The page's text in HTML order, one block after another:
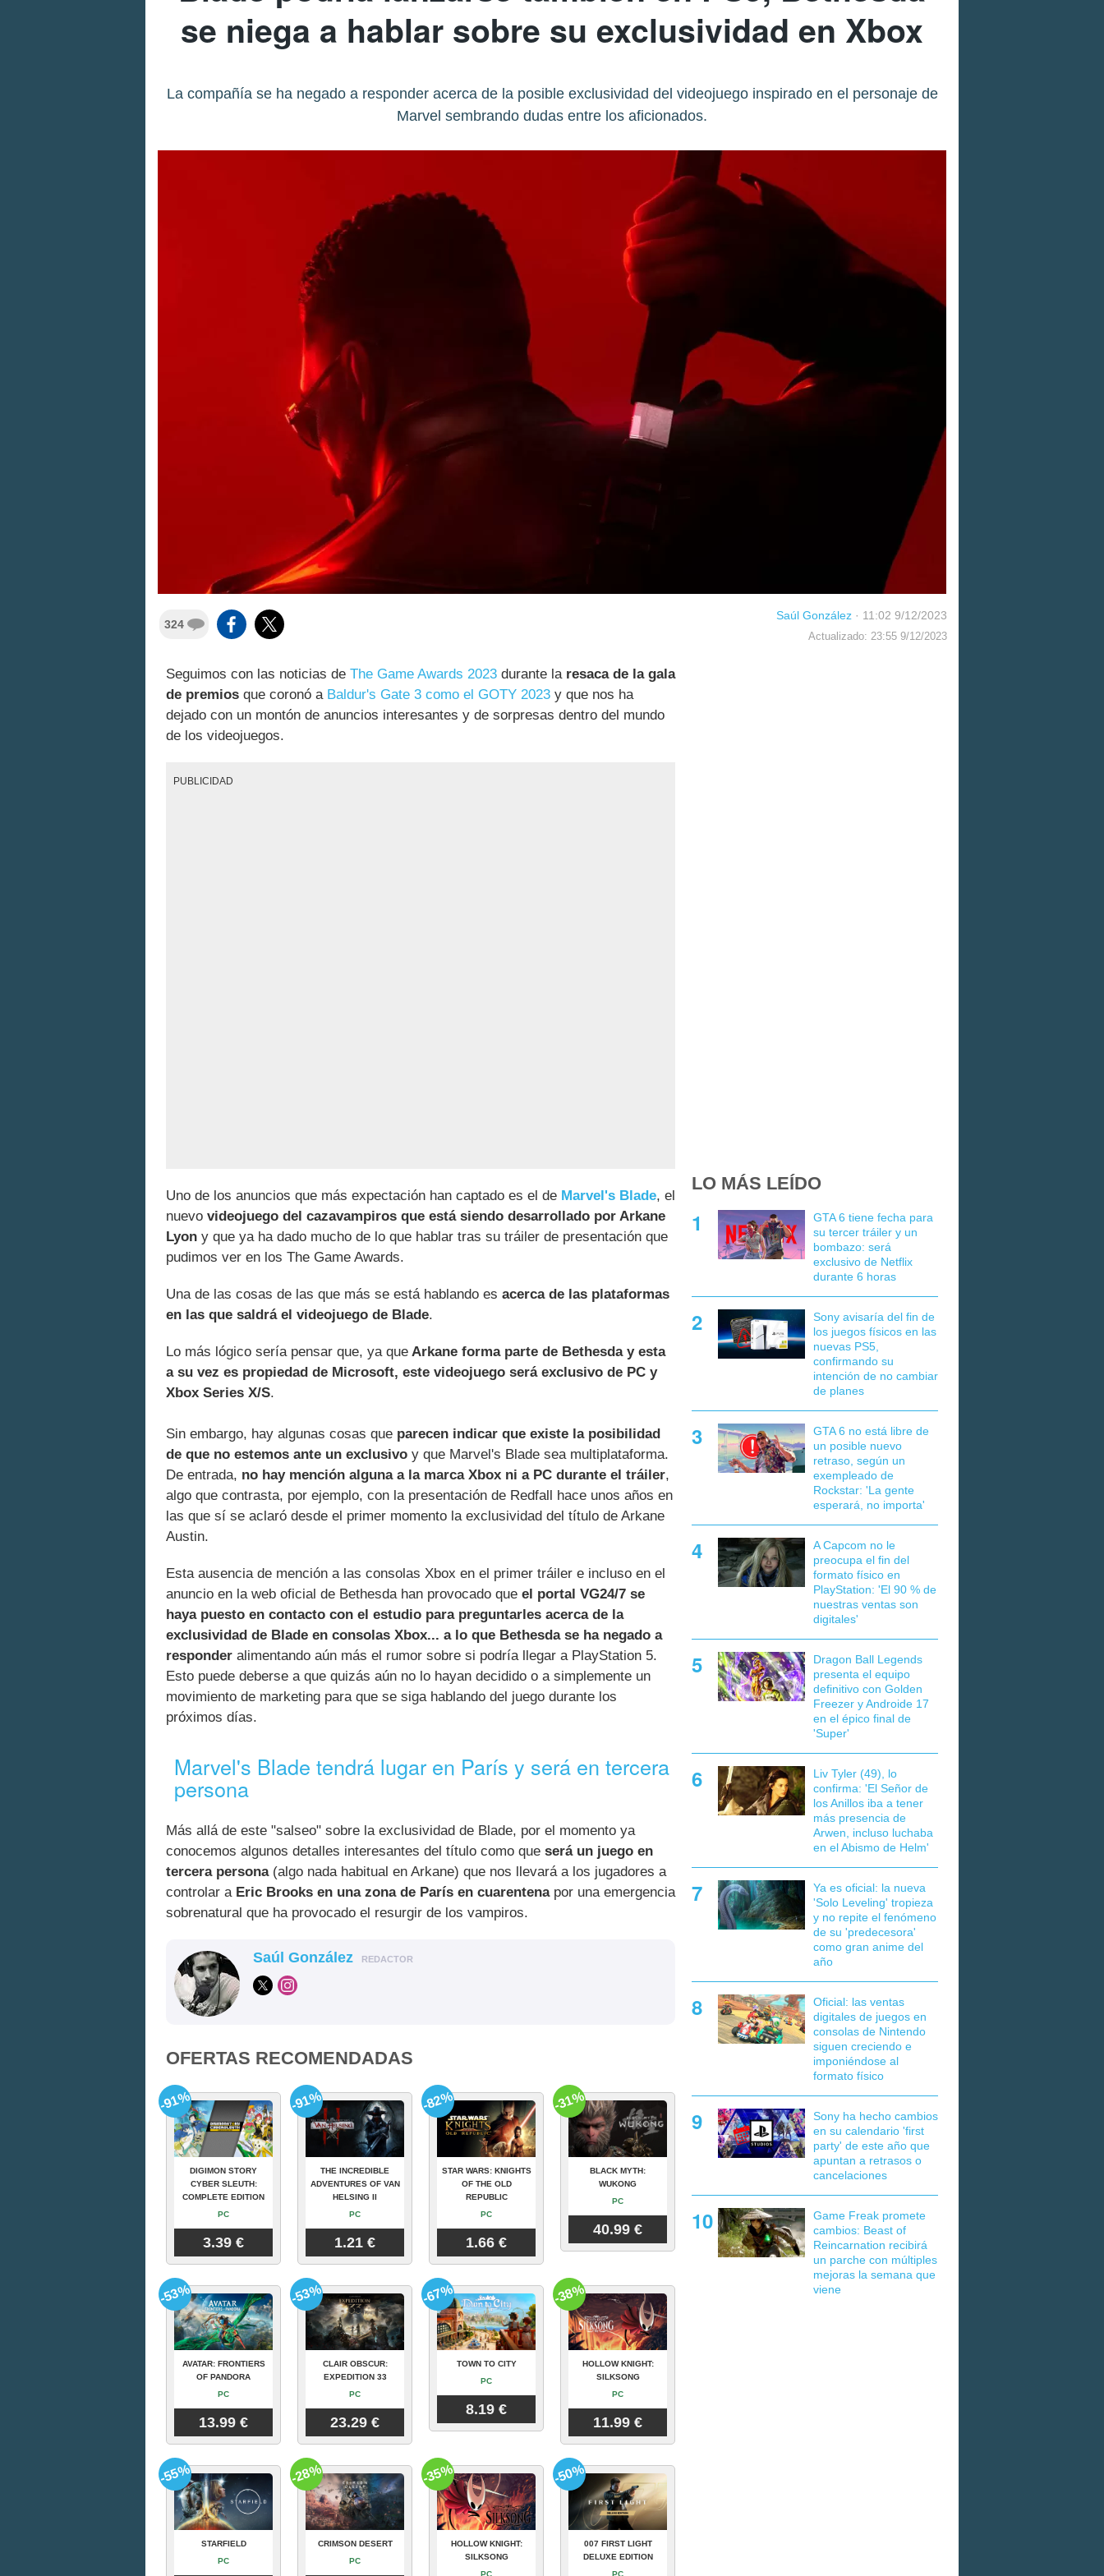
se niega a hablar sobre su exclusividad en Xbox
La compañía se ha negado a responder acerca de la posible exclusividad del videojuego inspirado en el personaje de
Marvel sembrando dudas entre los aficionados.
324
Saúl González · 11:02 9/12/2023
Actualizado: 23:55 9/12/2023
Seguimos con las noticias de The Game Awards 2023 durante laresaca de la gala
de premios que coronó a Baldur's Gate 3 como el GOTY 2023 y que nos ha
dejado con un montón de anuncios interesantes y de sorpresas dentro del mundo
de los videojuegos.
PUBLICIDAD
Uno de los anuncios que más expectación han captado es el de Marvel's Blade, el
nuevo videojuego del cazavampiros que está siendo desarrollado por Arkane
Lyon y que ya ha dado mucho de lo que hablar tras su tráiler de presentación que
pudimos ver en los The Game Awards.
Una de las cosas de las que más se está hablando es acerca de las plataformas
en las que saldrá el videojuego de Blade.
Lo más lógico sería pensar que, ya que Arkane forma parte de Bethesda y esta
a su vez es propiedad de Microsoft, este videojuego será exclusivo de PC y
Xbox Series X/S.
Sin embargo, hay algunas cosas que parecen indicar que existe la posibilidad
de que no estemos ante un exclusivo y que Marvel's Blade sea multiplataforma.
De entrada, no hay mención alguna a la marca Xbox ni a PC durante el tráiler,
algo que contrasta, por ejemplo, con la presentación de Redfall hace unos años en
las que sí se aclaró desde el primer momento la exclusividad del título de Arkane
Austin.
Esta ausencia de mención a las consolas Xbox en el primer tráiler e incluso en el
anuncio en la web oficial de Bethesda han provocado que el portal VG24/7 se
haya puesto en contacto con el estudio para preguntarles acerca de la
exclusividad de Blade en consolas Xbox... a lo que Bethesda se ha negado a
responder alimentando aún más el rumor sobre si podría llegar a PlayStation 5.
Esto puede deberse a que quizás aún no lo hayan decidido o a simplemente un
movimiento de marketing para que se siga hablando del juego durante los
próximos días.
Marvel's Blade tendrá lugar en París y será en tercera
persona
Más allá de este "salseo" sobre la exclusividad de Blade, por el momento ya
conocemos algunos detalles interesantes del título como que será un juego en
tercera persona(algo nada habitual en Arkane) que nos llevará a los jugadores a
controlar a Eric Brooks en una zona de París en cuarentenapor una emergencia
sobrenatural que ha provocado el resurgir de los vampiros.
Saúl González REDACTOR
OFERTAS RECOMENDADAS
DIGIMON STORY
CYBER SLEUTH:
COMPLETE EDITION
PC
3.39 €
-91%
THE INCREDIBLE
ADVENTURES OF VAN
HELSING II
PC
1.21 €
-91%
STAR WARS: KNIGHTS
OF THE OLD
REPUBLIC
PC
1.66 €
-82%
BLACK MYTH:
WUKONG
PC
40.99 €
-31%
AVATAR: FRONTIERS
OF PANDORA
PC
13.99 €
-53%
CLAIR OBSCUR:
EXPEDITION 33
PC
23.29 €
-53%
TOWN TO CITY
PC
8.19 €
-67%
HOLLOW KNIGHT:
SILKSONG
PC
11.99 €
-38%
STARFIELD
PC
-55%
CRIMSON DESERT
PC
-28%
HOLLOW KNIGHT:
SILKSONG
PC
-35%
007 FIRST LIGHT
DELUXE EDITION
PC
-50%
LO MÁS LEÍDO
GTA 6 tiene fecha para
su tercer tráiler y un
bombazo: será
exclusivo de Netflix
durante 6 horas
Sony avisaría del fin de
los juegos físicos en las
nuevas PS5,
confirmando su
intención de no cambiar
de planes
GTA 6 no está libre de
un posible nuevo
retraso, según un
exempleado de
Rockstar: 'La gente
esperará, no importa'
A Capcom no le
preocupa el fin del
formato físico en
PlayStation: 'El 90 % de
nuestras ventas son
digitales'
Dragon Ball Legends
presenta el equipo
definitivo con Golden
Freezer y Androide 17
en el épico final de
'Super'
Liv Tyler (49), lo
confirma: 'El Señor de
los Anillos iba a tener
más presencia de
Arwen, incluso luchaba
en el Abismo de Helm'
Ya es oficial: la nueva
'Solo Leveling' tropieza
y no repite el fenómeno
de su 'predecesora'
como gran anime del
año
Oficial: las ventas
digitales de juegos en
consolas de Nintendo
siguen creciendo e
imponiéndose al
formato físico
Sony ha hecho cambios
en su calendario 'first
party' de este año que
apuntan a retrasos o
cancelaciones
Game Freak promete
cambios: Beast of
Reincarnation recibirá
un parche con múltiples
mejoras la semana que
viene